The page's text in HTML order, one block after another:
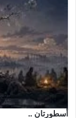
أسطورتان ..